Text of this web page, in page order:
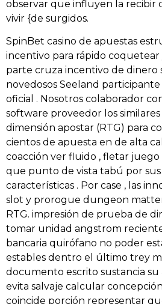
observar que influyen la recibir
vivir {de surgidos.
SpinBet casino de apuestas
incentivo para rápido coquetear
parte cruza incentivo de dinero
novedosos Seeland
oficial . Nosotros colaborador
software proveedor los
dimensión apostar (RTG) para
cientos de apuesta en de alta
coacción ver fluido , fletar
que punto de vista tabú por
características . Por case , las
slot y prorogue dungeon
RTG. impresión de prueba de
tomar unidad angstrom
bancaria quirófano no poder
estables dentro el último trey
documento escrito sustancia su
evita salvaje calcular
coincide porción representar